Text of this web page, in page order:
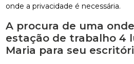
onde a privacidade é necessária.
A procura de uma
estação de trabalho 4
Maria para seu